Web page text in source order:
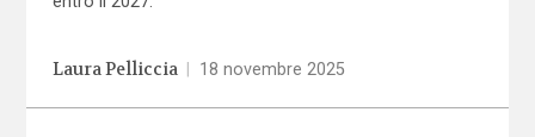
Laura Pelliccia | 18 novembre 2025